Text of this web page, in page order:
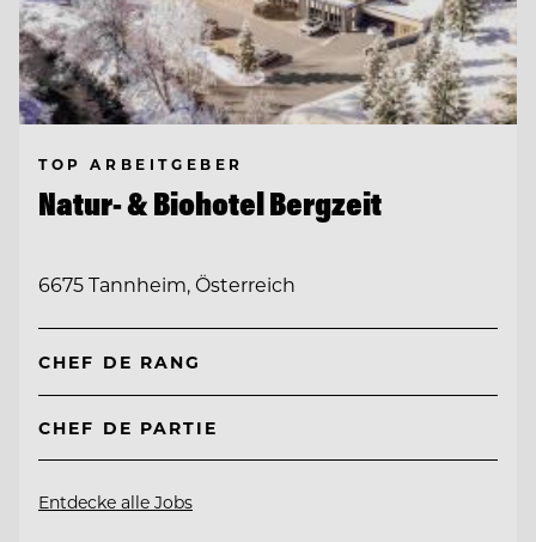
TOP ARBEITGEBER
Natur- & Biohotel Bergzeit
6675 Tannheim, Österreich
CHEF DE RANG
CHEF DE PARTIE
Entdecke alle Jobs